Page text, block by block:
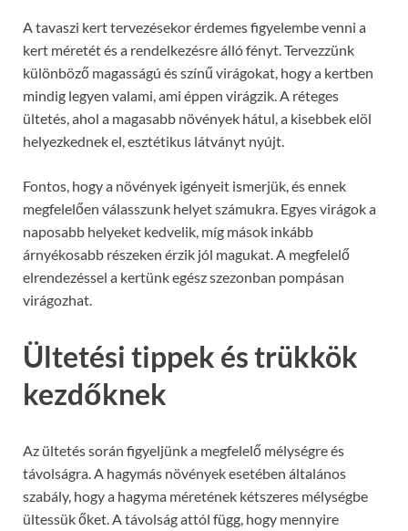
A tavaszi kert tervezésekor érdemes figyelembe venni a
kert méretét és a rendelkezésre álló fényt. Tervezzünk
különböző magasságú és színű virágokat, hogy a kertben
mindig legyen valami, ami éppen virágzik. A réteges
ültetés, ahol a magasabb növények hátul, a kisebbek elöl
helyezkednek el, esztétikus látványt nyújt.
Fontos, hogy a növények igényeit ismerjük, és ennek
megfelelően válasszunk helyet számukra. Egyes virágok a
naposabb helyeket kedvelik, míg mások inkább
árnyékosabb részeken érzik jól magukat. A megfelelő
elrendezéssel a kertünk egész szezonban pompásan
virágozhat.
Ültetési tippek és trükkök
kezdőknek
Az ültetés során figyeljünk a megfelelő mélységre és
távolságra. A hagymás növények esetében általános
szabály, hogy a hagyma méretének kétszeres mélységbe
ültessük őket. A távolság attól függ, hogy mennyire